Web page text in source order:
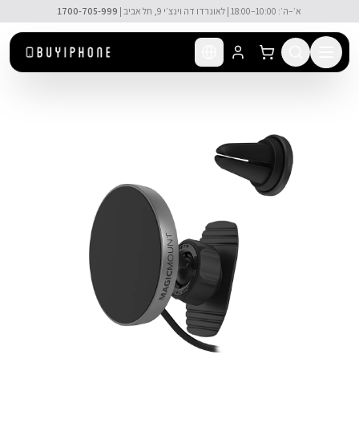
דלג לתוכן הראשי 🚚 משלוח מהיר חינם מעל ₪300